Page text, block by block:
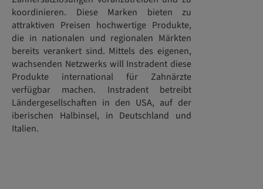
koordinieren. Diese Marken bieten zu
attraktiven Preisen hochwertige Produkte,
die in nationalen und regionalen Märkten
bereits verankert sind. Mittels des eigenen,
wachsenden Netzwerks will Instradent diese
Produkte international für Zahnärzte
verfügbar machen. Instradent betreibt
Ländergesellschaften in den USA, auf der
iberischen Halbinsel, in Deutschland und
Italien.